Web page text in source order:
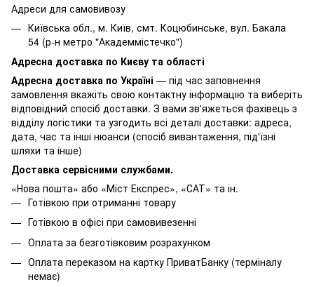
Адреси для самовивозу
Київська обл., м. Київ, смт. Коцюбинське, вул. Бакала
54 (р-н метро "Академмістечко")
Адресна доставка по Києву та області
Адресна доставка по Україні — під час заповнення
замовлення вкажіть свою контактну інформацію та виберіть
відповідний спосіб доставки. З вами зв'яжеться фахівець з
відділу логістики та узгодить всі деталі доставки: адреса,
дата, час та інші нюанси (спосіб вивантаження, під'їзні
шляхи та інше)
Доставка сервісними службами.
«Нова пошта» або «Міст Експрес», «САТ» та ін.
Готівкою при отриманні товару
Готівкою в офісі при самовивезенні
Оплата за безготівковим розрахунком
Оплата переказом на картку ПриватБанку (терміналу
немає)